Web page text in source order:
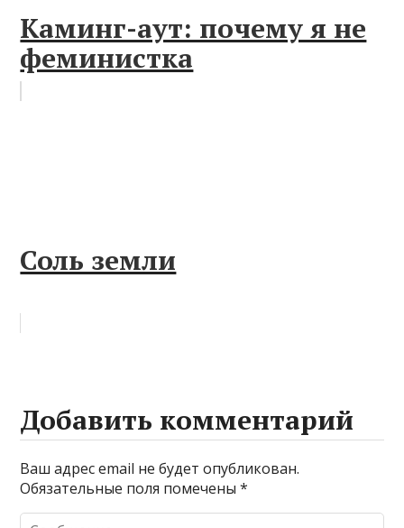
Каминг-аут: почему я не
феминистка
Соль земли
Добавить комментарий
Ваш адрес email не будет опубликован.
Обязательные поля помечены*